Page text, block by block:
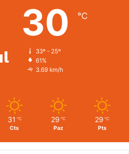
30 ℃
33º - 25º
61%
3.69 km/h
31 ℃
Cts
29 ℃
Paz
29 ℃
Pts